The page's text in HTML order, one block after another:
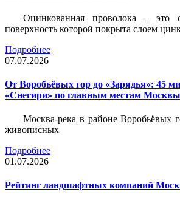
Оцинкованная проволока – это
поверхность которой покрыта слоем
Подробнее
07.07.2026
От Воробьёвых гор до «Зарядья»: 45
«Снегири» по главным местам Москвы
Москва-река в районе Воробьёвых
живописных
Подробнее
01.07.2026
Рейтинг ландшафтных компаний